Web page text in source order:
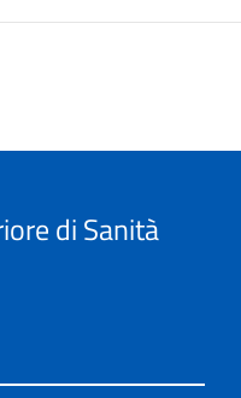
di Sanità